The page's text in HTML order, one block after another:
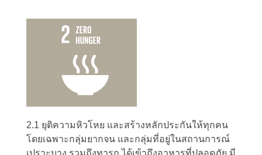
2.1 ยุติความหิวโหย และสร้างหลักประกันให้ทุกคน
โดยเฉพาะกลุ่มยากจน และกลุ่มที่อยู่ในสถานการณ์